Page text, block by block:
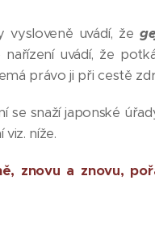
vysloveně uvádí, že
uvádí, že
právo ji při cestě
se snaží japonské
níže.
znovu a znovu,